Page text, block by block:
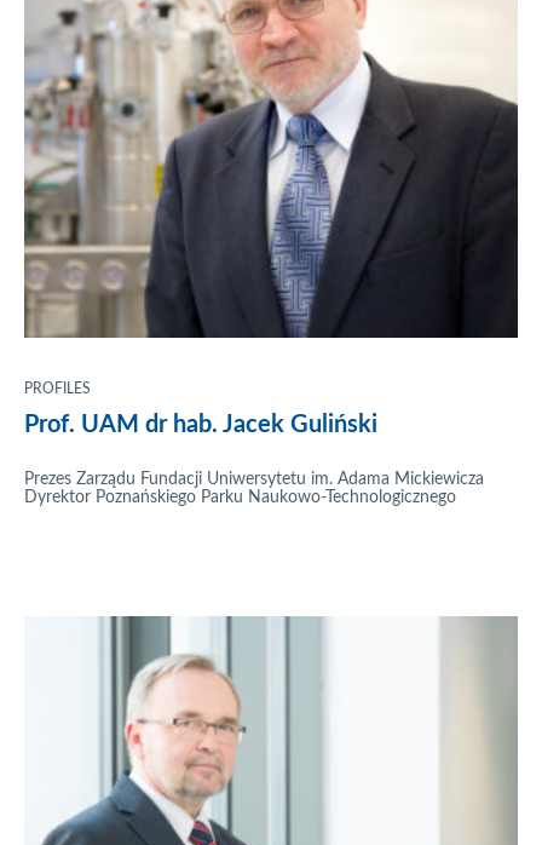
PROFILES
Prof. UAM dr hab. Jacek Guliński
Prezes Zarządu Fundacji Uniwersytetu im. Adama Mickiewicza
Dyrektor Poznańskiego Parku Naukowo-Technologicznego